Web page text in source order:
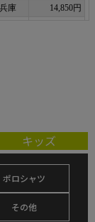
キッズ
ポロシャツ
その他